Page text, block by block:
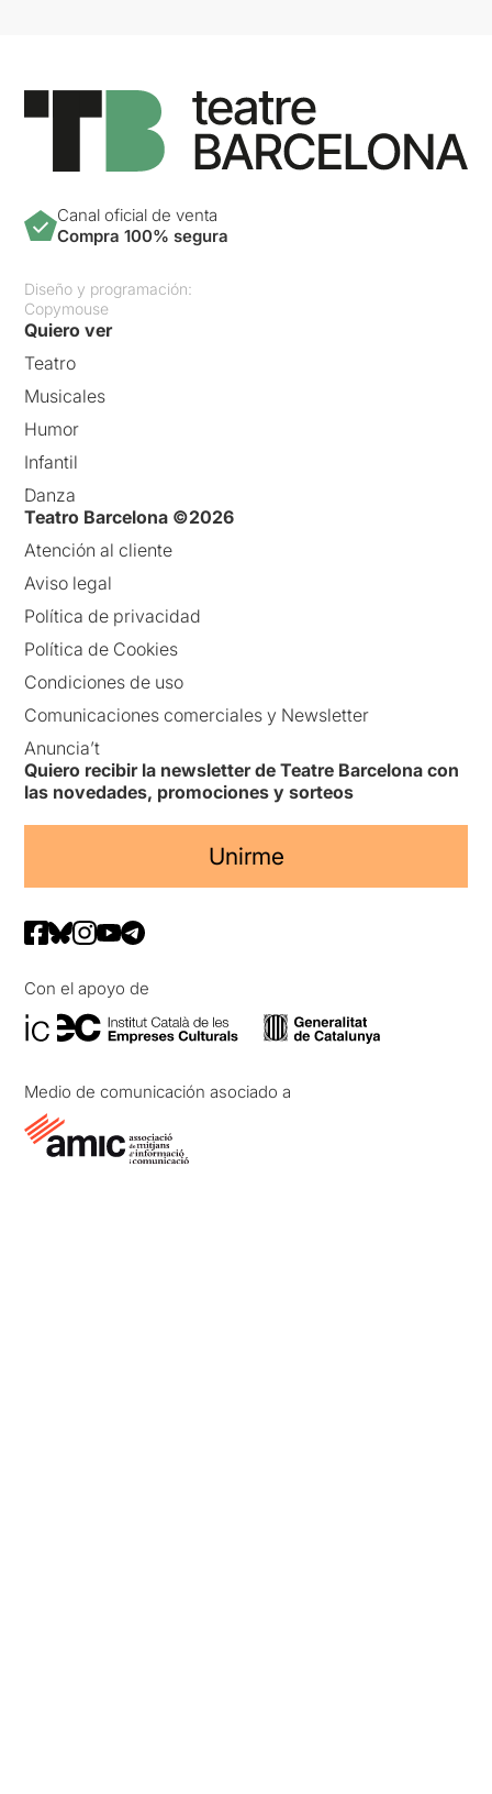
Canal oficial de venta
Compra 100% segura
Diseño y programación:
Copymouse
Quiero ver
Teatro
Musicales
Humor
Infantil
Danza
Teatro Barcelona ©2026
Atención al cliente
Aviso legal
Política de privacidad
Política de Cookies
Condiciones de uso
Comunicaciones comerciales y Newsletter
Anuncia’t
Quiero recibir la newsletter de Teatre Barcelona con
las novedades, promociones y sorteos
Unirme
Con el apoyo de
Medio de comunicación asociado a